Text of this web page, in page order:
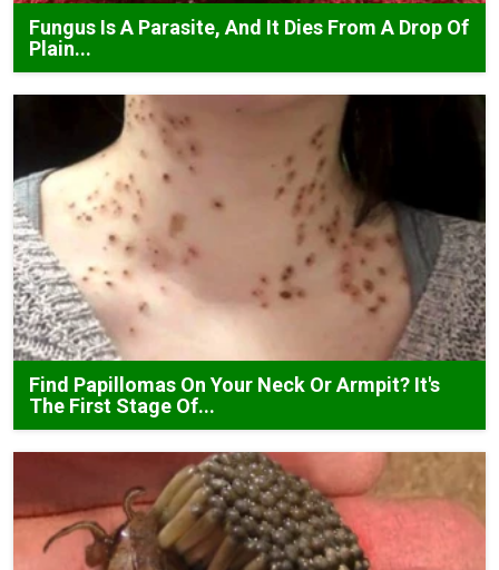
Fungus Is A Parasite, And It Dies From A Drop Of
Plain...
Find Papillomas On Your Neck Or Armpit? It's
The First Stage Of...